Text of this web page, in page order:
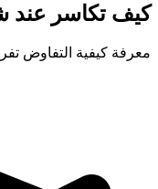
كيف تكاسر عند
معرفة كيفية التفاوض